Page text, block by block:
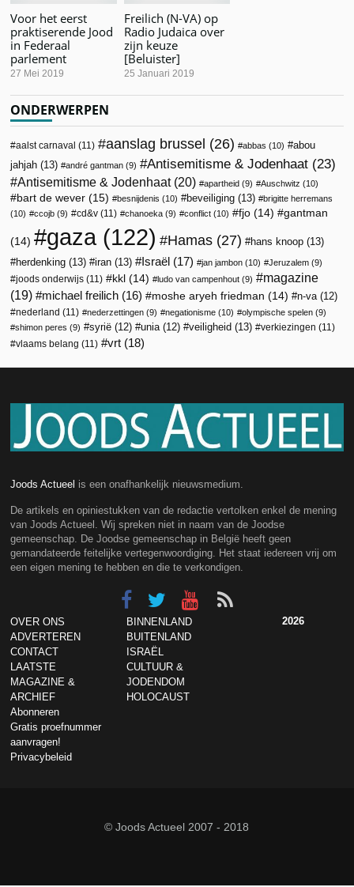
Voor het eerst
praktiserende Jood
in Federaal
parlement
27 Mei 2019
Freilich (N-VA) op
Radio Judaica over
zijn keuze
[Beluister]
25 Januari 2019
ONDERWERPEN
aalst carnaval (11) aanslag brussel (26) abbas (10)
abou
jahjah (13) andré gantman (9) Antisemitisme & Jodenhaat (23)
Antisemitisme & Jodenhaat(20) apartheid (9) Auschwitz (10)
bart de wever (15) besnijdenis (10) beveiliging (13)
brigitte herremans
(10)
ccojb (9) cd&v (11) chanoeka (9) conflict (10) fjo (14) gantman
(14) gaza(122) Hamas (27) hans knoop (13)
herdenking (13) iran (13) Israël (17) jan jambon (10) Jeruzalem (9)
joods onderwijs (11) kkl (14) ludo van campenhout (9)
magazine
(19)
michael freilich (16) moshe aryeh friedman (14) n-va(12)
nederland (11) nederzettingen (9) negationisme (10) olympische spelen (9)
shimon peres (9) syrië (12) unia(12) veiligheid (13) verkiezingen (11)
vlaams belang (11) vrt (18)
Joods Actueel is een onafhankelijk nieuwsmedium.
De artikels en opiniestukken van de redactie vertolken enkel de mening
van Joods Actueel. Wij spreken niet in naam van de Joodse
gemeenschap. De Joodse gemeenschap in België heeft geen
gemandateerde feitelijke vertegenwoordiging. Het staat iedereen vrij om
een eigen mening te hebben en die te verkondigen.
OVER ONS
ADVERTEREN
CONTACT
LAATSTE
MAGAZINE &
ARCHIEF
Abonneren
Gratis proefnummer
aanvragen!
Privacybeleid
BINNENLAND
BUITENLAND
ISRAËL
CULTUUR &
JODENDOM
HOLOCAUST
2026
© Joods Actueel 2007 - 2018